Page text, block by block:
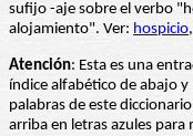
sufijo -aje sobre el verbo
alojamiento". Ver: hospicio,
Atención: Esta es una
índice alfabético de abajo
palabras de este
arriba en letras azules para